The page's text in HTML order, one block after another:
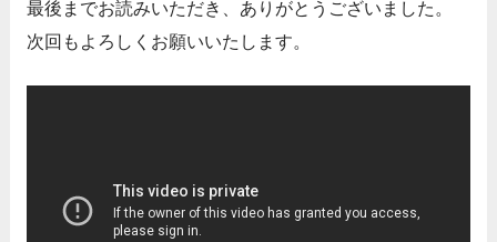
最後までお読みいただき、ありがとうございました。
次回もよろしくお願いいたします。